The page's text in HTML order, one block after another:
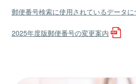
郵便番号検索に使用されているデータに
2025年度版郵便番号の変更案内